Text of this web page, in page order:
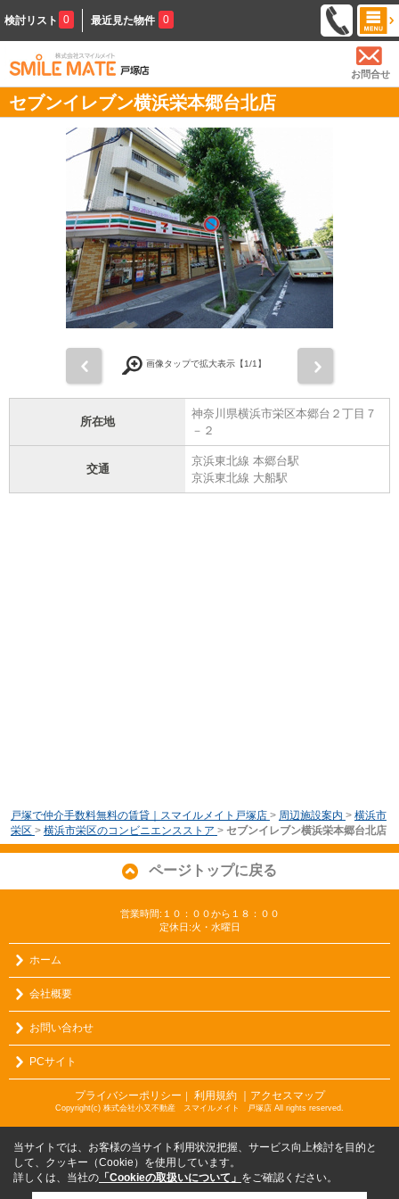
検討リスト 0 最近見た物件 0
お問合せ
セブンイレブン横浜栄本郷台北店
画像タップで拡大表示【1/1】
所在地
神奈川県横浜市栄区本郷台２丁目７
－２
交通
京浜東北線 本郷台駅
京浜東北線 大船駅
戸塚で仲介手数料無料の賃貸｜スマイルメイト戸塚店 > 周辺施設案内 > 横浜市
栄区 > 横浜市栄区のコンビニエンスストア > セブンイレブン横浜栄本郷台北店
ページトップに戻る
営業時間:１０：００から１８：００
定休日:火・水曜日
ホーム
会社概要
お問い合わせ
PCサイト
プライバシーポリシー ｜ 利用規約 ｜アクセスマップ
Copyright(c) 株式会社小又不動産 スマイルメイト 戸塚店 All rights reserved.
当サイトでは、お客様の当サイト利用状況把握、サービス向上検討を目的と
して、クッキー（Cookie）を使用しています。
詳しくは、当社の 「Cookieの取扱いについて」 をご確認ください。